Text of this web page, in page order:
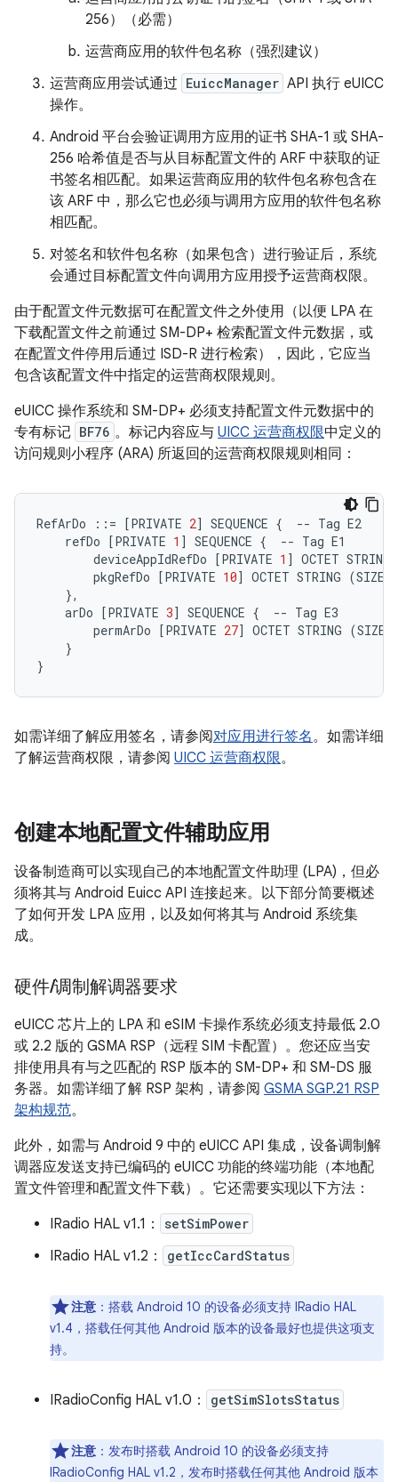
256）（必需）
运营商应用的软件包名称（强烈建议）
运营商应用尝试通过 EuiccManager API 执行 eUICC
操作。
Android 平台会验证调用方应用的证书 SHA-1 或 SHA-
256 哈希值是否与从目标配置文件的 ARF 中获取的证
书签名相匹配。如果运营商应用的软件包名称包含在
该 ARF 中，那么它也必须与调用方应用的软件包名称
相匹配。
对签名和软件包名称（如果包含）进行验证后，系统
会通过目标配置文件向调用方应用授予运营商权限。
由于配置文件元数据可在配置文件之外使用（以便 LPA 在
下载配置文件之前通过 SM-DP+ 检索配置文件元数据，或
在配置文件停用后通过 ISD-R 进行检索），因此，它应当
包含该配置文件中指定的运营商权限规则。
eUICC 操作系统和 SM-DP+ 必须支持配置文件元数据中的
专有标记 BF76 。标记内容应与 UICC 运营商权限中定义的
访问规则小程序 (ARA) 所返回的运营商权限规则相同：
RefArDo ::= [PRIVATE 2] SEQUENCE { -- Tag E2
refDo [PRIVATE 1 ] SEQUENCE { -- Tag E1
deviceAppIdRefDo [PRIVATE 1 ] OCTET STRING
pkgRefDo [PRIVATE 10] OCTET STRING (SIZE
},
arDo [PRIVATE 3] SEQUENCE { -- Tag E3
permArDo [PRIVATE 27] OCTET STRING (SIZE
}
}
如需详细了解应用签名，请参阅对应用进行签名。如需详细
了解运营商权限，请参阅 UICC 运营商权限。
创建本地配置文件辅助应用
设备制造商可以实现自己的本地配置文件助理 (LPA)，但必
须将其与 Android Euicc API 连接起来。以下部分简要概述
了如何开发 LPA 应用，以及如何将其与 Android 系统集
成。
硬件/调制解调器要求
eUICC 芯片上的 LPA 和 eSIM 卡操作系统必须支持最低 2.0
或 2.2 版的 GSMA RSP（远程 SIM 卡配置）。您还应当安
排使用具有与之匹配的 RSP 版本的 SM-DP+ 和 SM-DS 服
务器。如需详细了解 RSP 架构，请参阅 GSMA SGP.21 RSP
架构规范。
此外，如需与 Android 9 中的 eUICC API 集成，设备调制解
调器应发送支持已编码的 eUICC 功能的终端功能（本地配
置文件管理和配置文件下载）。它还需要实现以下方法：
IRadio HAL v1.1：
setSimPower
IRadio HAL v1.2： getIccCardStatus
注意 ：搭载 Android 10 的设备必须支持 IRadio HAL
v1.4，搭载任何其他 Android 版本的设备最好也提供这项支
持。
IRadioConfig HAL v1.0： getSimSlotsStatus
注意 ：发布时搭载 Android 10 的设备必须支持
IRadioConfig HAL v1.2，发布时搭载任何其他 Android 版本